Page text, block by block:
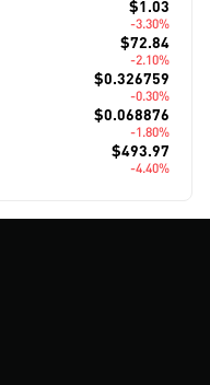
$1.03
-3.30%
$72.84
-2.10%
$0.326759
-0.30%
$0.068876
-1.80%
$493.97
-4.40%